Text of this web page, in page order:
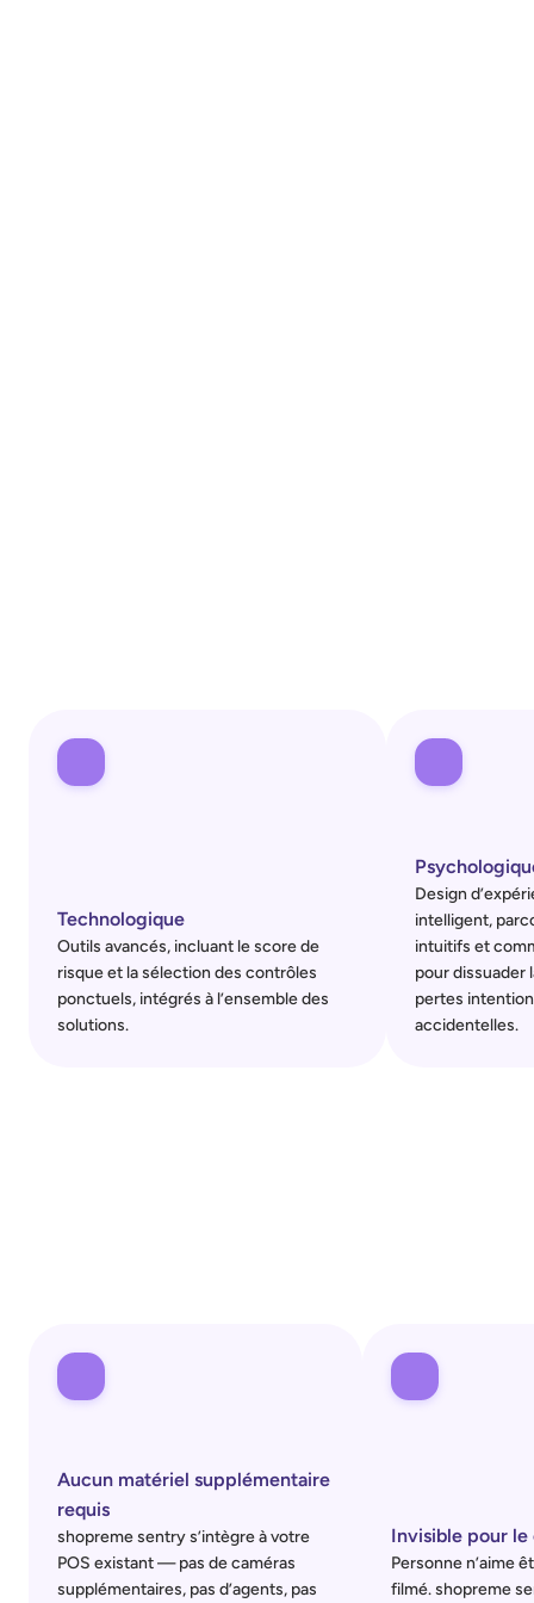
Technologique
Outils avancés, incluant le score de
risque et la sélection des contrôles
ponctuels, intégrés à l’ensemble des
solutions.
Design
intelligent,
intuitifs et
pour dissuader
pertes
accidentelles.
Aucun matériel supplémentaire
requis
shopreme sentry s’intègre à votre
POS existant — pas de caméras
supplémentaires, pas d’agents, pas
Invisible pour
Personne n’aime
filmé. shopreme